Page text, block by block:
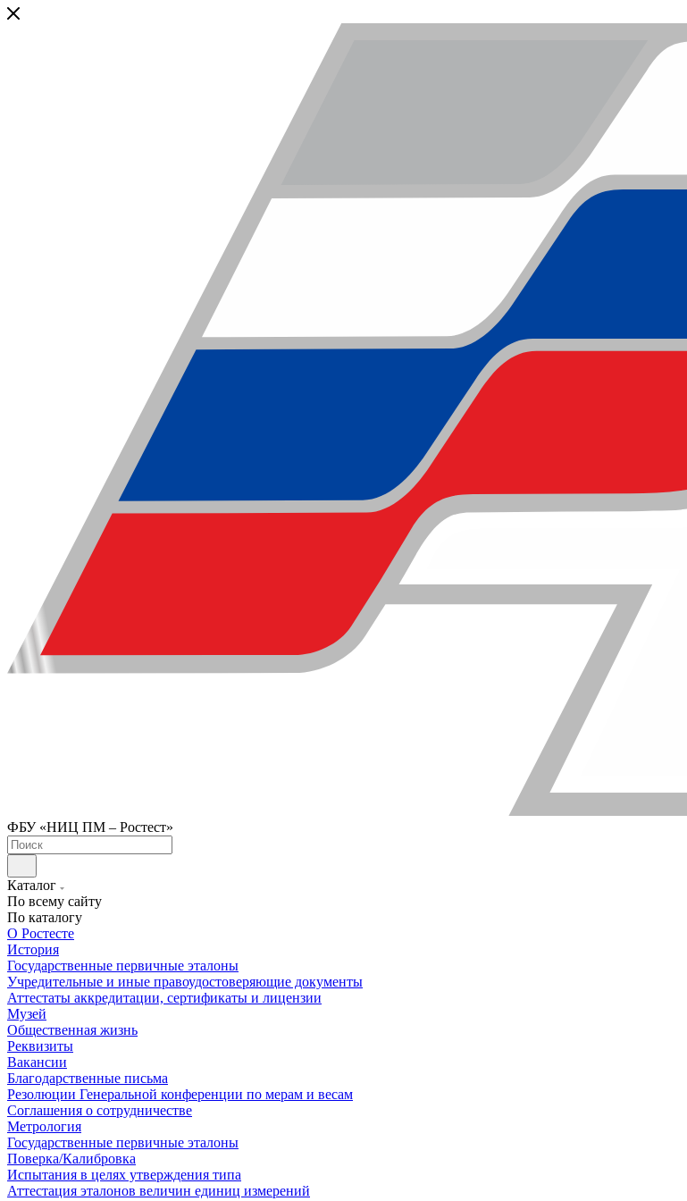
ФБУ «НИЦ ПМ – Ростест»
Каталог
По всему сайту
По каталогу
О Ростесте
История
Государственные первичные эталоны
Учредительные и иные правоудостоверяющие документы
Аттестаты аккредитации, сертификаты и лицензии
Музей
Общественная жизнь
Реквизиты
Вакансии
Благодарственные письма
Резолюции Генеральной конференции по мерам и весам
Соглашения о сотрудничестве
Метрология
Государственные первичные эталоны
Поверка/Калибровка
Испытания в целях утверждения типа
Аттестация эталонов величин единиц измерений